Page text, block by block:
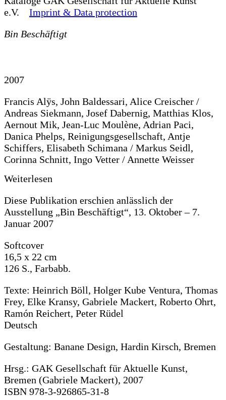
e.V. Imprint & Data protection
Bin Beschäftigt
2007
Francis Alÿs, John Baldessari, Alice Creischer /
Andreas Siekmann, Josef Dabernig, Matthias Klos,
Aernout Mik, Jean-Luc Moulène, Adrian Paci,
Danica Phelps, Reinigungsgesellschaft, Antje
Schiffers, Elisabeth Schimana / Markus Seidl,
Corinna Schnitt, Ingo Vetter / Annette Weisser
Weiterlesen
Diese Publikation erschien anlässlich der
Ausstellung „Bin Beschäftigt“, 13. Oktober – 7.
Januar 2007
Softcover
16,5 x 22 cm
126 S., Farbabb.
Texte: Heinrich Böll, Holger Kube Ventura, Thomas
Frey, Elke Kransy, Gabriele Mackert, Roberto Ohrt,
Ramón Reichert, Peter Rüdel
Deutsch
Gestaltung: Banane Design, Hardin Kirsch, Bremen
Hrsg.: GAK Gesellschaft für Aktuelle Kunst,
Bremen (Gabriele Mackert), 2007
ISBN 978-3-926865-31-8